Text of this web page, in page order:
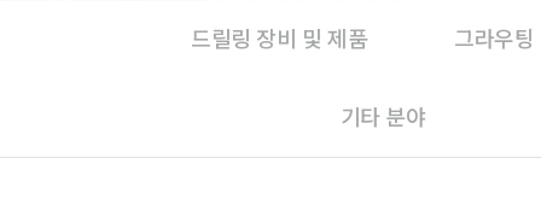
드릴링 장비 및 제품 그라우
기타 분야